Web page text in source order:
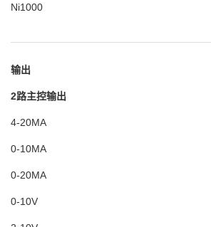
Ni1000
输出
2路主控输出
4-20MA
0-10MA
0-20MA
0-10V